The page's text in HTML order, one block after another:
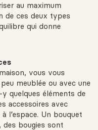
au maximum
de ces deux types
qui donne
vous vous
meublée ou avec une
quelques éléments de
accessoires avec
l’espace. Un bouquet
des bougies sont